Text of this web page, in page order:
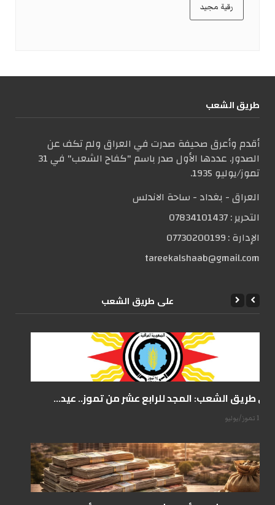
رقية مجيد
طریق الشعب
أقدم وأعرق صحيفة صدرت في العراق ولم تكف عن
الصدور. عددها الأول صدر باسم "كفاح الشعب" في 31
تموز/يوليو 1935.
العراق - بغداد - ساحة الاندلس
التحریر :07834101437
الإدارة :07730200199
tareekalshaab@gmail.com
علی طریق الشعب
على طريق الشعب: المجد للرابع عشر من تموز.. عيد...
14 تموز/يوليو